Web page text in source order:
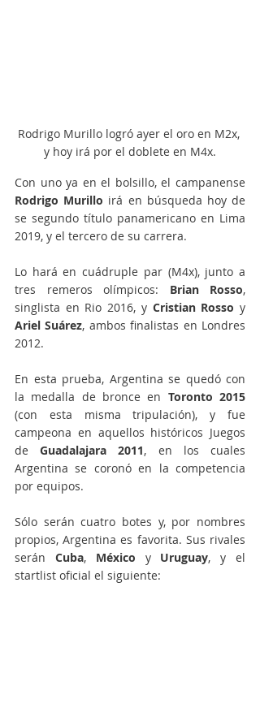
Rodrigo Murillo logró ayer el oro en M2x,
y hoy irá por el doblete en M4x.
Rodrigo Murillo irá en búsqueda hoy de
se segundo título panamericano en Lima
2019, y el tercero de su carrera.
Lo hará en cuádruple par (M4x), junto a
tres remeros olímpicos: Brian Rosso,
singlista en Rio 2016, y Cristian Rosso
Ariel Suárez, ambos finalistas en Londres
2012.
En esta prueba, Argentina se quedó con
la medalla de bronce en Toronto 2015
(con esta misma tripulación), y fue
campeona en aquellos históricos Juegos
de Guadalajara 2011, en los cuales
Argentina se coronó en la competencia
por equipos.
Sólo serán cuatro botes y, por nombres
propios, Argentina es favorita. Sus rivales
serán Cuba, México y Uruguay, y el
startlist oficial el siguiente: